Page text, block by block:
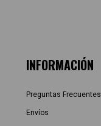
INFORMACIÓN
Preguntas Frecuentes
Envíos